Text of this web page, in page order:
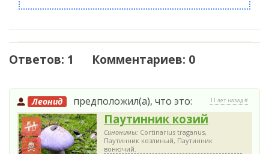
Ответов: 1 Комментариев: 0
Леонид предположил(а), что это: 11 лет назад #
Паутинник козий
Синонимы: Cortinarius traganus,
Паутинник козлиный, Паутинник
вонючий.